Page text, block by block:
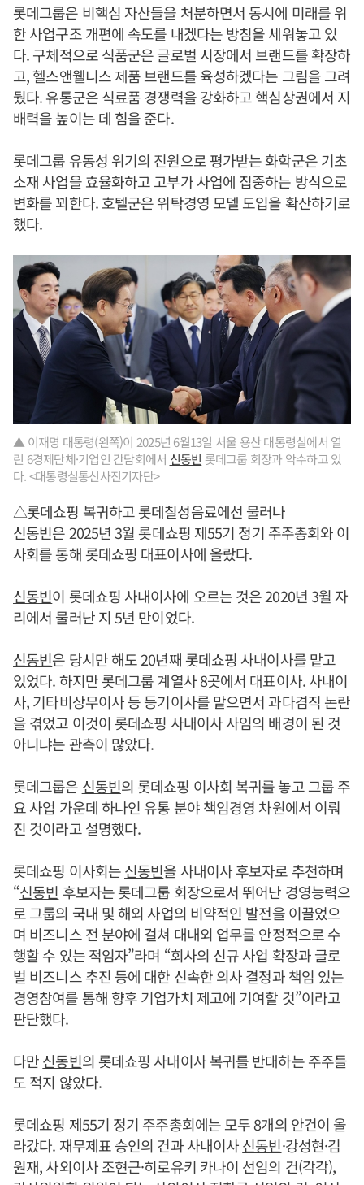
롯데그룹은 비핵심 자산들을 처분하면서 동시에 미래를 위
한 사업구조 개편에 속도를 내겠다는 방침을 세워놓고 있
다. 구체적으로 식품군은 글로벌 시장에서 브랜드를 확장하
고, 헬스앤웰니스 제품 브랜드를 육성하겠다는 그림을 그려
뒀다. 유통군은 식료품 경쟁력을 강화하고 핵심상권에서 지
배력을 높이는 데 힘을 준다.
롯데그룹 유동성 위기의 진원으로 평가받는 화학군은 기초
소재 사업을 효율화하고 고부가 사업에 집중하는 방식으로
변화를 꾀한다. 호텔군은 위탁경영 모델 도입을 확산하기로
했다.
▲ 이재명 대통령(왼쪽)이 2025년 6월13일 서울 용산 대통령실에서 열
린 6경제단체·기업인 간담회에서 신동빈 롯데그룹 회장과 악수하고 있
다. <대통령실통신사진기자단>
△롯데쇼핑 복귀하고 롯데칠성음료에선 물러나
신동빈은 2025년 3월 롯데쇼핑 제55기 정기 주주총회와 이
사회를 통해 롯데쇼핑 대표이사에 올랐다.
신동빈이 롯데쇼핑 사내이사에 오르는 것은 2020년 3월 자
리에서 물러난 지 5년 만이었다.
신동빈은 당시만 해도 20년째 롯데쇼핑 사내이사를 맡고
있었다. 하지만 롯데그룹 계열사 8곳에서 대표이사. 사내이
사, 기타비상무이사 등 등기이사를 맡으면서 과다겸직 논란
을 겪었고 이것이 롯데쇼핑 사내이사 사임의 배경이 된 것
아니냐는 관측이 많았다.
롯데그룹은 신동빈의 롯데쇼핑 이사회 복귀를 놓고 그룹 주
요 사업 가운데 하나인 유통 분야 책임경영 차원에서 이뤄
진 것이라고 설명했다.
롯데쇼핑 이사회는신동빈을 사내이사 후보자로 추천하며
“신동빈 후보자는 롯데그룹 회장으로서 뛰어난 경영능력으
로 그룹의 국내 및 해외 사업의 비약적인 발전을 이끌었으
며 비즈니스 전 분야에 걸쳐 대내외 업무를 안정적으로 수
행할 수 있는 적임자”라며 “회사의 신규 사업 확장과 글로
벌 비즈니스 추진 등에 대한 신속한 의사 결정과 책임 있는
경영참여를 통해 향후 기업가치 제고에 기여할 것”이라고
판단했다.
다만신동빈의 롯데쇼핑 사내이사 복귀를 반대하는 주주들
도 적지 않았다.
롯데쇼핑 제55기 정기 주주총회에는 모두 8개의 안건이 올
라갔다. 재무제표 승인의 건과 사내이사신동빈·강성현·김
원재, 사외이사 조현근·히로유키 카나이 선임의 건(각각),